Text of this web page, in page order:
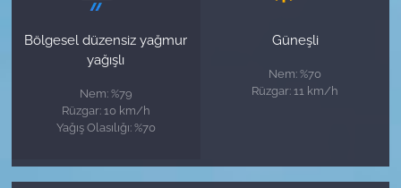
Bölgesel düzensiz yağmur
yağışlı
Nem: %79
Rüzgar: 10 km/h
Yağış Olasılığı: %70
Güneşli
Nem: %70
Rüzgar: 11 km/h